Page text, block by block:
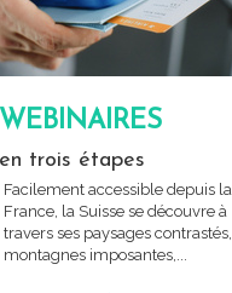
WEBINAIRES
trois étapes
Facilement accessible depuis la
France, la Suisse se découvre à
travers ses paysages contrastés,
montagnes imposantes,...